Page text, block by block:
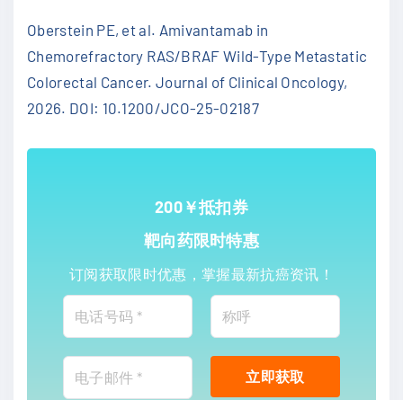
Oberstein PE, et al. Amivantamab in
Chemorefractory RAS/BRAF Wild-Type Metastatic
Colorectal Cancer. Journal of Clinical Oncology,
2026. DOI: 10.1200/JCO-25-02187
200￥抵扣券
靶向药限时特惠
订阅获取限时优惠，掌握最新抗癌资讯！